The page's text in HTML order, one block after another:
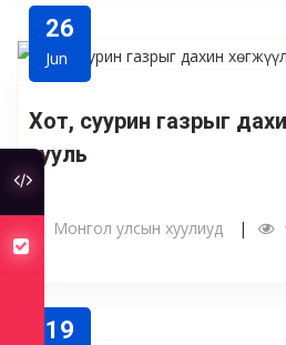
26
Jun
Хот, суурин газрыг
хууль
Монгол улсын хуулиуд
19